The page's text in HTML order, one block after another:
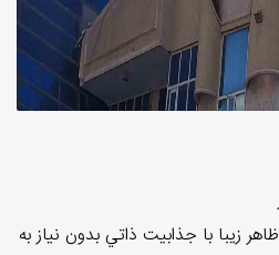
زيبا با جذابيت ذاتي بدون نياز به